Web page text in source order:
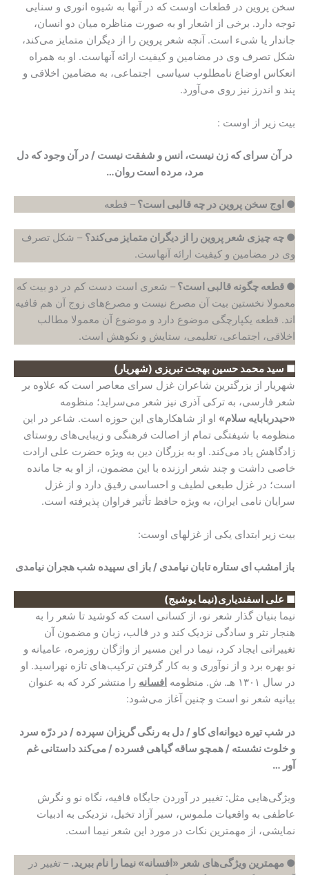
سخن پروین در قطعات اوست که در آنها به شیوه انوری و سنایی
توجه دارد. برخی از اشعار او به صورت مناظره میان دو انسان،
جاندار یا شیء است. آنچه شعر پروین را از دیگران متمایز می‌کند،
شکل تصرف وی در مضامین و کیفیت ارائه آنهاست. او به همراه
انعکاس اوضاع نامطلوب سیاسی اجتماعی، به مضامین اخلاقی و
پند و اندرز نیز روی می‌آورد.
بیت زیر از اوست :
در آن سرای که زن نیست، انس و شفقت نیست / در آن وجود که دل
مرد، مرده است روان…
● اوج سخن پروین در چه قالبی است؟ – قطعه
● چه چیزی شعر پروین را از دیگران متمایز می‌کند؟ – شکل تصرف
وی در مضامین و کیفیت ارائه آنهاست.
● قطعه چگونه قالبی است؟ – شعری است دست کم در دو بیت که
معمولا نخستین بیت آن مصرع نیست و مصرع‌های زوج آن هم قافیه
اند. قطعه یکپارچگی موضوع دارد و موضوع آن معمولا مطالب
اخلاقی، اجتماعی، تعلیمی، ستایش و نکوهش است.
■ سید محمد حسین بهجت تبریزی (شهریار)
شهریار از بزرگترین شاعران غزل سرای معاصر است که علاوه بر
شعر فارسی، به ترکی آذری نیز شعر می‌سراید؛ منظومه
«حیدربابایه سلام» او از شاهکارهای این حوزه است. شاعر در این
منظومه با شیفتگی تمام از اصالت فرهنگی و زیبایی‌های روستای
زادگاهش یاد می‌کند. او به بزرگان دین به ویژه حضرت علی ارادت
خاصی داشت و چند شعر ارزنده با این مضمون، از او به جا مانده
است؛ در غزل طبعی لطیف و احساسی رقیق دارد و از غزل
سرایان نامی ایران، به ویژه حافظ تأثیر فراوان پذیرفته است.
بیت زیر ابتدای یکی از غزلهای اوست:
باز امشب ای ستاره تابان نیامدی / باز ای سپیده شب هجران نیامدی
■ علی اسفندیاری(نیما یوشیج)
نیما بنیان گذار شعر نو، از کسانی است که کوشید تا شعر را به
هنجار نثر و سادگی نزدیک کند و در قالب، زبان و مضمون آن
تغییراتی ایجاد کرد، نیما در این مسیر از واژگان روزمره، عامیانه و
نو بهره برد و از نوآوری و به کار گرفتن ترکیب‌های تازه نهراسید. او
در سال ۱۳۰۱ هـ. ش. منظومه
افسانه را منتشر کرد که به عنوان
بیانیه شعر نو است و چنین آغاز می‌شود:
در شب تیره دیوانه‌‌ای کاو / دل به رنگی گریزان سپرده / در درّه سرد
و خلوت نشسته / همچو ساقه گیاهی فسرده / می‌کند داستانی غم
آور …
ویژگی‌هایی مثل: تغییر در آوردن جایگاه قافیه، نگاه نو و نگرش
عاطفی به واقعیات ملموس، سیر آزاد تخیل، نزدیکی به ادبیات
نمایشی، از مهمترین نکات در مورد این شعر نیما است.
● مهمترین ویژگی‌های شعر «افسانه» نیما را نام ببرید. – تغییر در